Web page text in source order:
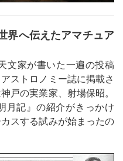
界へ伝えたアマチュア
文家が書いた一遍の投稿
ストロノミー誌に掲載さ
戸の実業家、射場保昭。
月記』の紹介がきっかけ
スする試みが始まったの